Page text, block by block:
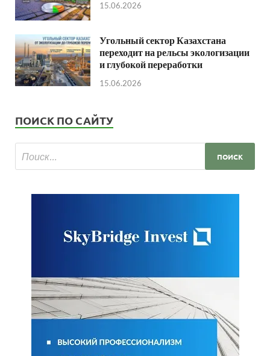
15.06.2026
Угольный сектор Казахстана
переходит на рельсы экологизации
и глубокой переработки
15.06.2026
ПОИСК ПО САЙТУ